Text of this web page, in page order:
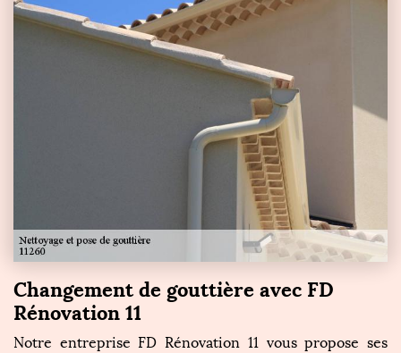
Changement de gouttière avec FD
Rénovation 11
Notre entreprise FD Rénovation 11 vous propose ses